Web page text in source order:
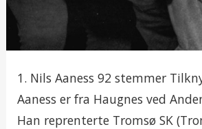
1. Nils Aaness 92 stemmer
Aaness er fra Haugnes ved
Han reprenterte Tromsø SK